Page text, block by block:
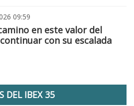
09:59
en este valor del
con su escalada
DEL IBEX 35